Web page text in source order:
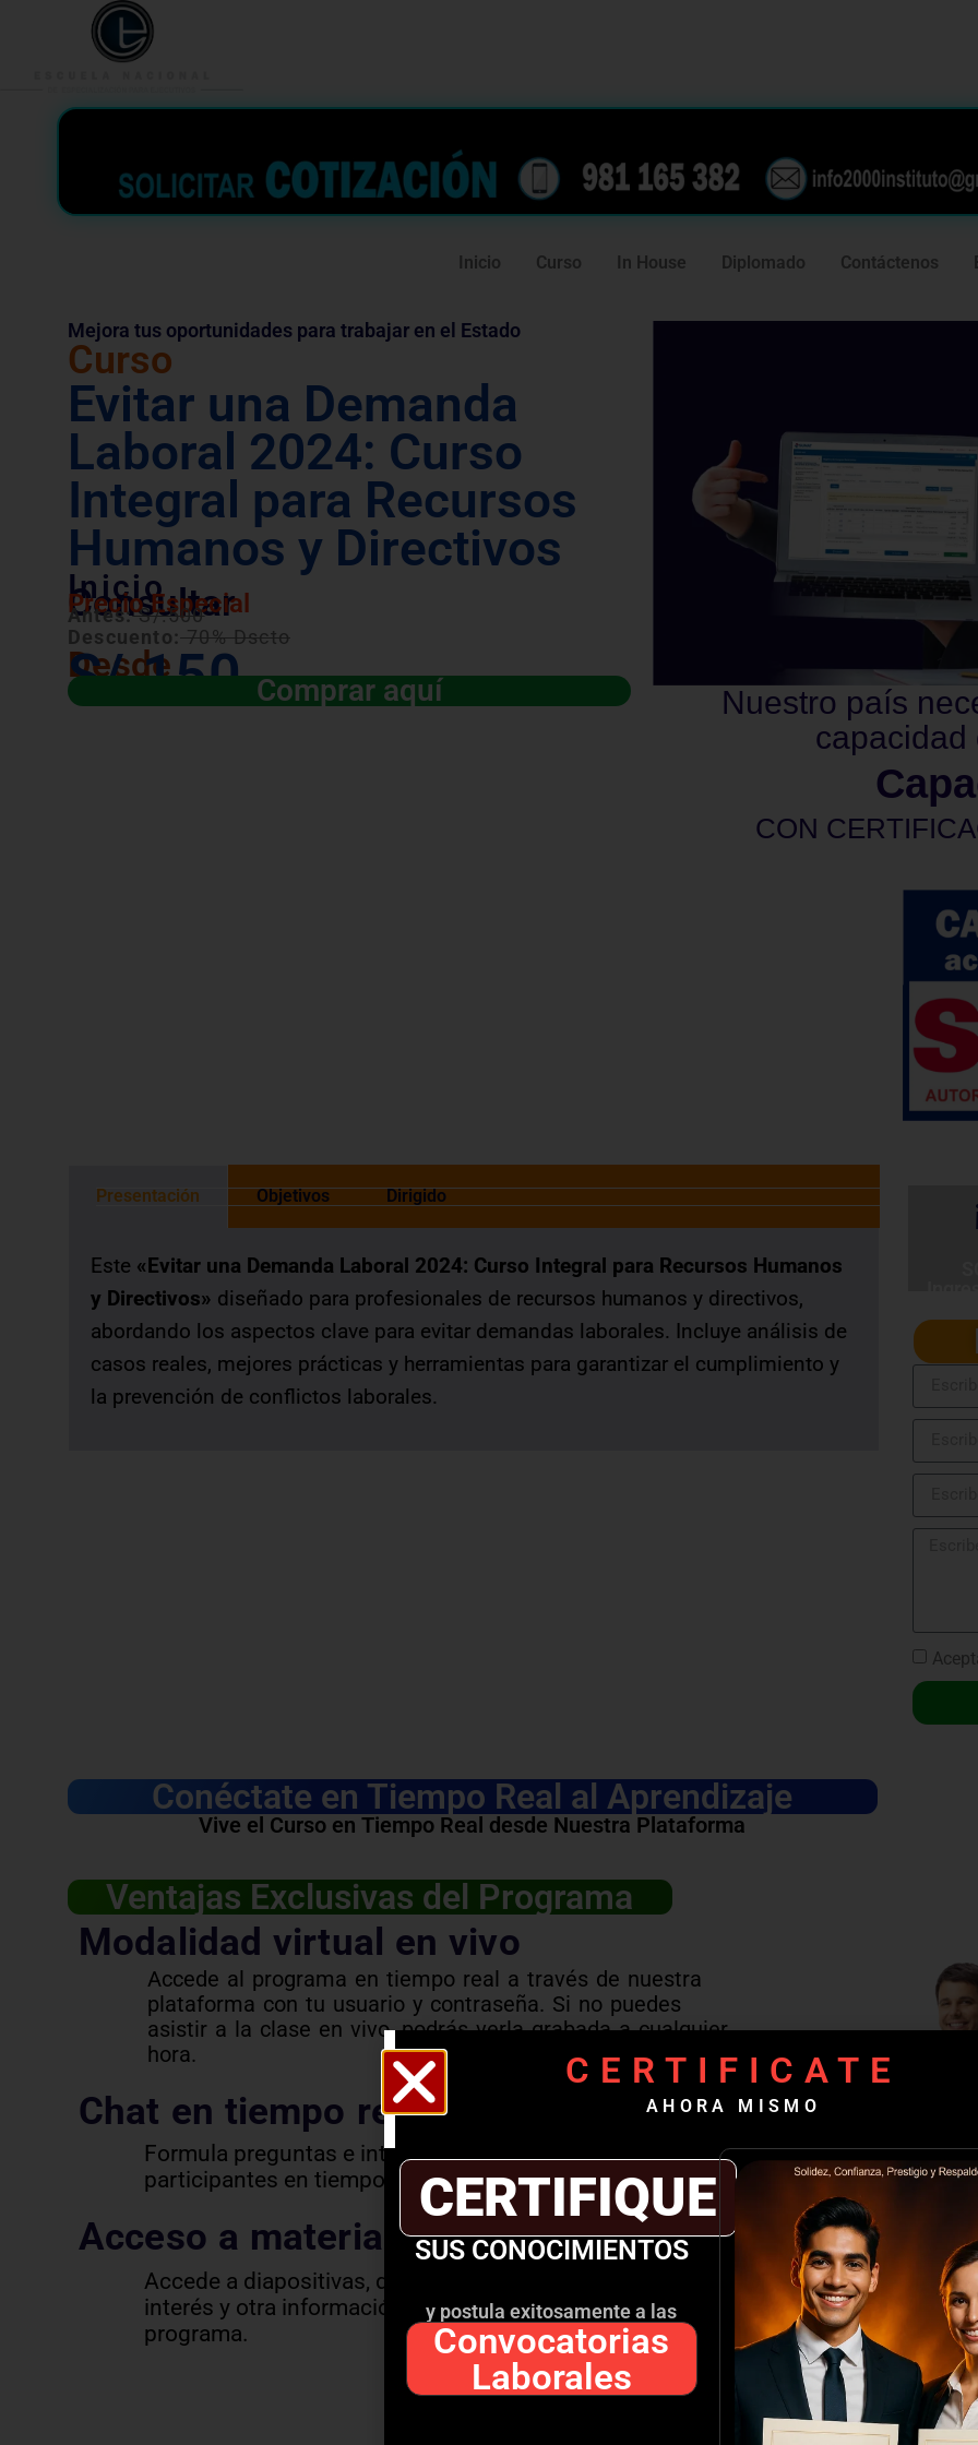
Inicio Curso In House Diplomado Contáctenos
Mejora tus oportunidades para trabajar en el Estado
Curso
Evitar una Demanda
Laboral 2024: Curso
Integral para Recursos
Humanos y Directivos
Inicio
Consultar
Precio Especial
Antes:S/.500
Descuento:70% Dscto
Desde
S/.150 Comprar aquí
Nuestro país
capacidad
CON
Presentación Objetivos Dirigido
Este «Evitar una Demanda Laboral 2024: Curso Integral para Recursos Humanos
y Directivos» diseñado para profesionales de recursos humanos y directivos,
abordando los aspectos clave para evitar demandas laborales. Incluye análisis de
casos reales, mejores prácticas y herramientas para garantizar el cumplimiento y
la prevención de conflictos laborales.
Conéctate en Tiempo Real al Aprendizaje
Vive el Curso en Tiempo Real desde Nuestra Plataforma
Ventajas Exclusivas del Programa
Modalidad virtual en vivo
Accede al programa en tiempo real a través de nuestra
plataforma con tu usuario y contraseña. Si no puedes
asistir a la clase en vivo, podrás verla grabada a cualquier
hora.
Chat en tiempo real
Formula preguntas e interactúa con el docente y otros
participantes en tiempo real.
Acceso a material académico
Accede a diapositivas, documentos, enlaces de
interés y otra información relacionada con el
programa.
CERTIFICATE
AHORA MISMO
CERTIFIQUE
SUS CONOCIMIENTOS
y postula exitosamente a las
Convocatorias
Laborales